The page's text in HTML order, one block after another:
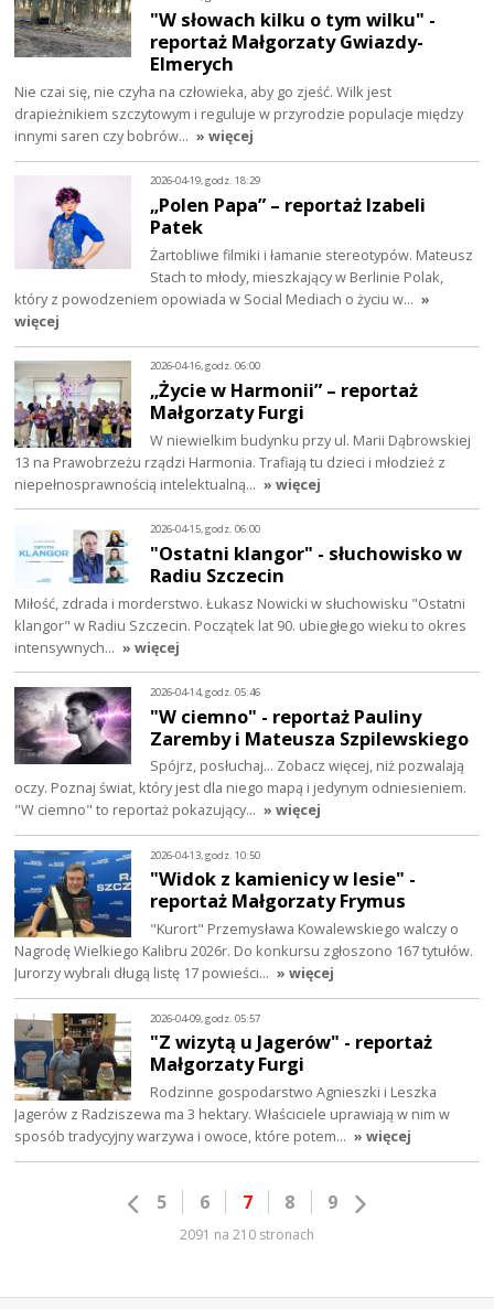
"W słowach kilku o tym wilku" -
reportaż Małgorzaty Gwiazdy-
Elmerych
Nie czai się, nie czyha na człowieka, aby go zjeść. Wilk jest
drapieżnikiem szczytowym i reguluje w przyrodzie populacje między
innymi saren czy bobrów… » więcej
2026-04-19, godz. 18:29
„Polen Papa” – reportaż Izabeli
Patek
Żartobliwe filmiki i łamanie stereotypów. Mateusz
Stach to młody, mieszkający w Berlinie Polak,
który z powodzeniem opowiada w Social Mediach o życiu w… »
więcej
2026-04-16, godz. 06:00
„Życie w Harmonii” – reportaż
Małgorzaty Furgi
W niewielkim budynku przy ul. Marii Dąbrowskiej
13 na Prawobrzeżu rządzi Harmonia. Trafiają tu dzieci i młodzież z
niepełnosprawnością intelektualną… » więcej
2026-04-15, godz. 06:00
"Ostatni klangor" - słuchowisko w
Radiu Szczecin
Miłość, zdrada i morderstwo. Łukasz Nowicki w słuchowisku "Ostatni
klangor" w Radiu Szczecin. Początek lat 90. ubiegłego wieku to okres
intensywnych… » więcej
2026-04-14, godz. 05:46
"W ciemno" - reportaż Pauliny
Zaremby i Mateusza Szpilewskiego
Spójrz, posłuchaj… Zobacz więcej, niż pozwalają
oczy. Poznaj świat, który jest dla niego mapą i jedynym odniesieniem.
"W ciemno" to reportaż pokazujący… » więcej
2026-04-13, godz. 10:50
"Widok z kamienicy w lesie" -
reportaż Małgorzaty Frymus
"Kurort" Przemysława Kowalewskiego walczy o
Nagrodę Wielkiego Kalibru 2026r. Do konkursu zgłoszono 167 tytułów.
Jurorzy wybrali długą listę 17 powieści… » więcej
2026-04-09, godz. 05:57
"Z wizytą u Jagerów" - reportaż
Małgorzaty Furgi
Rodzinne gospodarstwo Agnieszki i Leszka
Jagerów z Radziszewa ma 3 hektary. Właściciele uprawiają w nim w
sposób tradycyjny warzywa i owoce, które potem… » więcej
5 6 7 8 9
2091 na 210 stronach